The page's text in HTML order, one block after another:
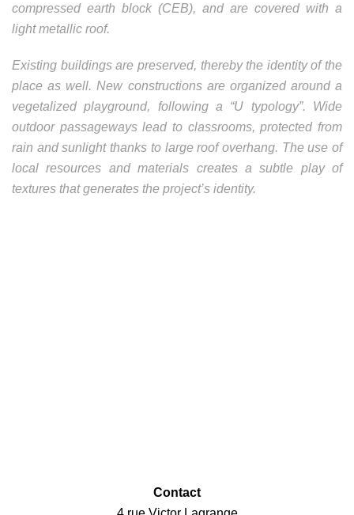
compressed earth block (CEB), and are covered with a
light metallic roof.
Existing buildings are preserved, thereby the identity of the
place as well. New constructions are organized around a
vegetalized playground, following a “U typology”. Wide
outdoor passageways lead to classrooms, protected from
rain and sunlight thanks to large roof overhang. The use of
local resources and materials creates a subtle play of
textures that generates the project’s identity.
Contact